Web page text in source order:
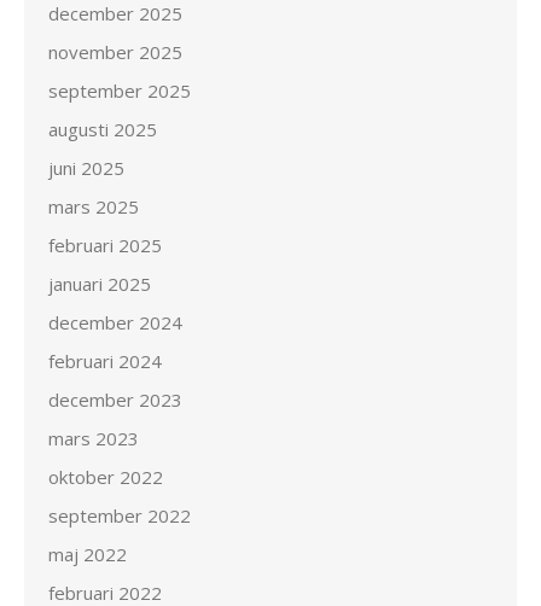
december 2025
november 2025
september 2025
augusti 2025
juni 2025
mars 2025
februari 2025
januari 2025
december 2024
februari 2024
december 2023
mars 2023
oktober 2022
september 2022
maj 2022
februari 2022